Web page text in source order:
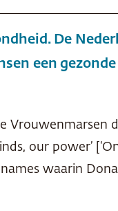
De
een
our power’
waarin